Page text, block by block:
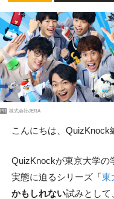
PR 株式会社JERA
こんにちは、QuizKnock
QuizKnockが東京大学の
実態に迫るシリーズ「東
かもしれない試みとして